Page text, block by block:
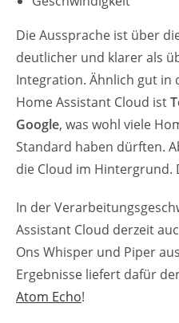
Die Aussprache ist über
deutlicher und klarer als
Integration. Ähnlich gut in
Home Assistant Cloud ist
Google, was wohl viele
Standard haben dürften.
die Cloud im Hintergrund.
In der
Assistant Cloud derzeit
Ons Whisper und Piper
Ergebnisse liefert dafür
Atom Echo!